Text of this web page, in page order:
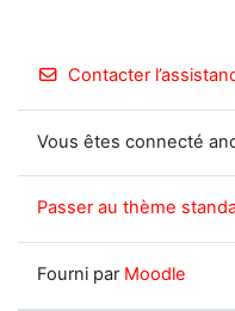
Contacter
Vous êtes connecté
Passer au thème
Fourni par Moodle